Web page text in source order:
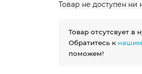
Товар не доступен ни
Товар отсутсвует в
Обратитесь к
поможем!